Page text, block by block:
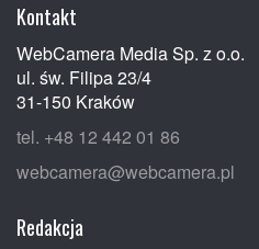
Kontakt
WebCamera Media Sp. z o.o.
ul. św. Filipa 23/4
31-150 Kraków
tel. +48 12 442 01 86
webcamera@webcamera.pl
Redakcja